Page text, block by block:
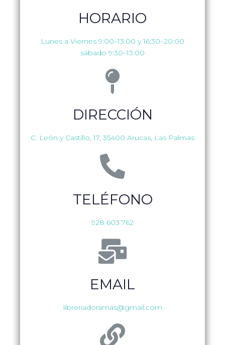
HORARIO
Lunes a Viernes 9:00–13:00 y 16:30–20:00
sábado 9:30–13:00
DIRECCIÓN
C. León y Castillo, 17, 35400 Arucas, Las Palmas
TELÉFONO
928 603 762
EMAIL
libreriadoramas@gmail.com